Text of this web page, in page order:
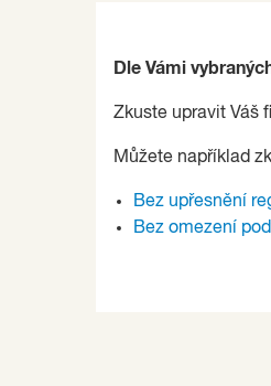
Dle Vámi
Zkuste upravit Váš
Můžete například
Bez upřesnění
Bez omezení